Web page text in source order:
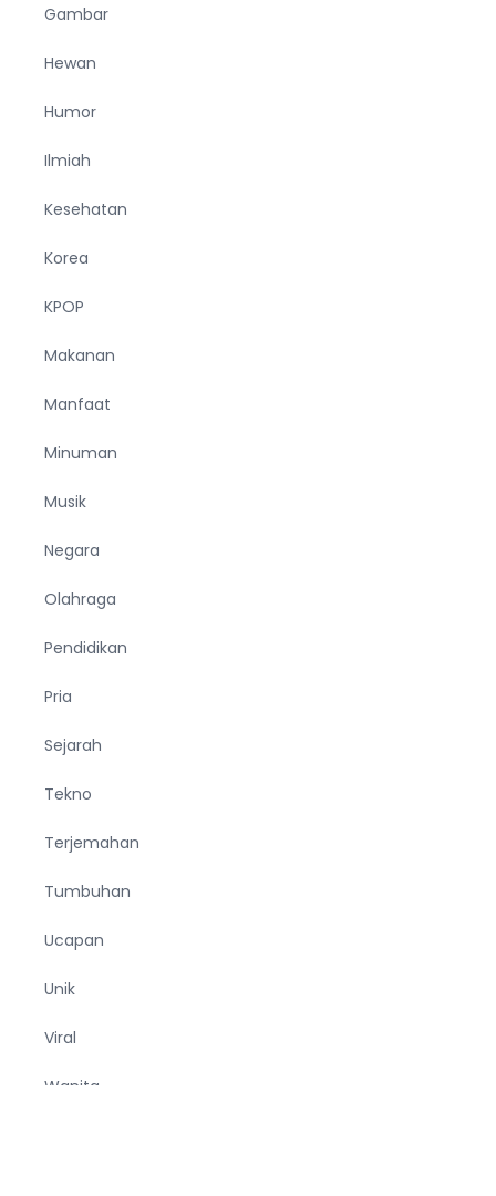
Gambar
Hewan
Humor
Ilmiah
Kesehatan
Korea
KPOP
Makanan
Manfaat
Minuman
Musik
Negara
Olahraga
Pendidikan
Pria
Sejarah
Tekno
Terjemahan
Tumbuhan
Ucapan
Unik
Viral
Wanita